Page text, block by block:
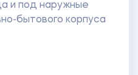
и под наружные
бытового корпуса